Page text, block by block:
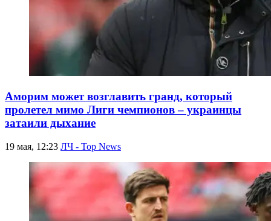
Аморим может возглавить гранд, который
пролетел мимо Лиги чемпионов – украинцы
затаили дыхание
19 мая, 12:23 ЛЧ - Top News